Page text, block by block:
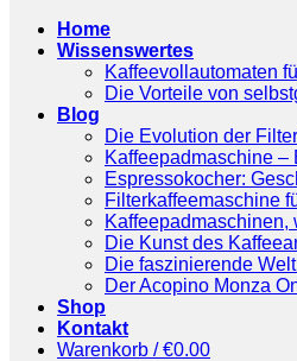
Home
Wissenswertes
Kaffeevollautomaten
Die Vorteile von
Blog
Die Evolution der
Kaffeepadmaschine –
Espressokocher:
Filterkaffeemaschine
Die Kunst des
Die faszinierende
Der Acopino Monza
Shop
Kontakt
Warenkorb /€0.00